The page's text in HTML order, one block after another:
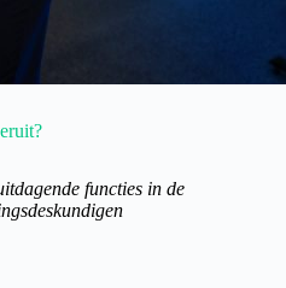
functies in de